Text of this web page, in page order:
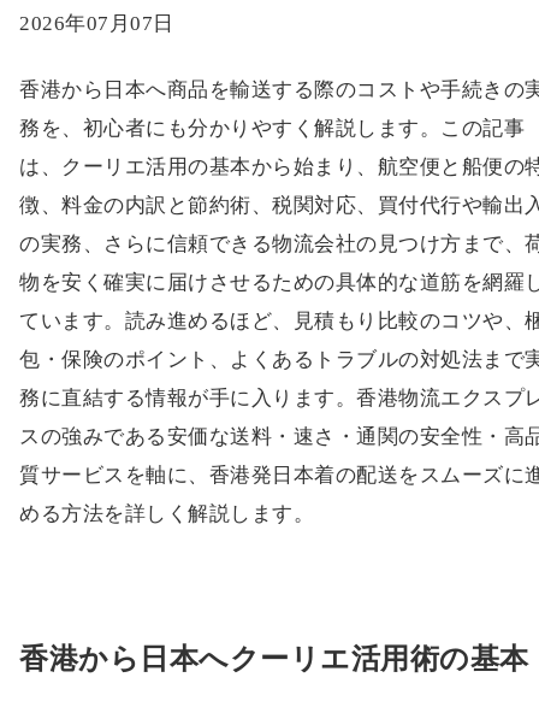
2026年07月07日
香港から日本へ商品を輸送する際のコストや手続きの
務を、初心者にも分かりやすく解説します。この記事
は、クーリエ活用の基本から始まり、航空便と船便の
徴、料金の内訳と節約術、税関対応、買付代行や輸出
の実務、さらに信頼できる物流会社の見つけ方まで、
物を安く確実に届けさせるための具体的な道筋を網羅
ています。読み進めるほど、見積もり比較のコツや、
包・保険のポイント、よくあるトラブルの対処法まで
務に直結する情報が手に入ります。香港物流エクスプ
スの強みである安価な送料・速さ・通関の安全性・高
質サービスを軸に、香港発日本着の配送をスムーズに
める方法を詳しく解説します。
香港から日本へクーリエ活用術の基本